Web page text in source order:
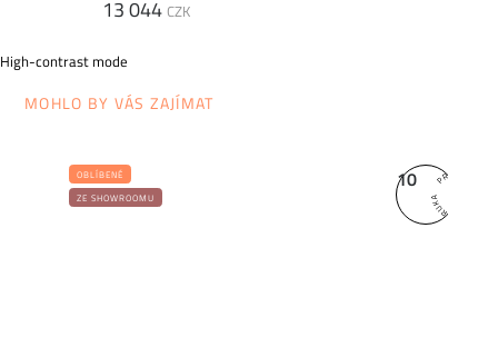
13 044 CZK
High-contrast mode
MOHLO BY VÁS ZAJÍMAT
OBLÍBENÉ
ZE SHOWROOMU
10